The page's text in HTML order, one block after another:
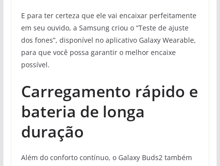
E para ter certeza que ele vai encaixar perfeitamente
em seu ouvido, a Samsung criou o “Teste de ajuste
dos fones”, disponível no aplicativo Galaxy Wearable,
para que você possa garantir o melhor encaixe
possível.
Carregamento rápido e
bateria de longa
duração
Além do conforto contínuo, o Galaxy Buds2 também